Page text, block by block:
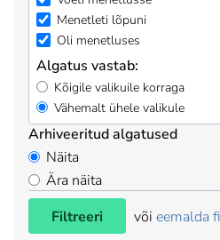
Menetleti lõpuni
Oli menetluses
Algatus vastab:
Kõigile valikuile korraga
Vähemalt ühele valikule
Arhiveeritud algatused
Näita
Ära näita
Filtreeri
või eemalda